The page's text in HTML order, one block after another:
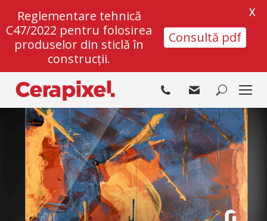
Search:
Reglementare tehnică
C47/2022 pentru folosirea
produselor din sticlă în
construcții.
Consultă pdf
X